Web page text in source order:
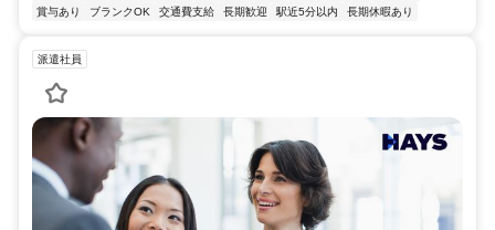
賞与あり
ブランクOK 交通費支給 長期歓迎 駅近5分以内 長期休暇あり
派遣社員